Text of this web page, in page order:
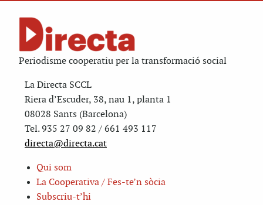
Periodisme cooperatiu per la transformació social
La Directa SCCL
Riera d’Escuder, 38, nau 1, planta 1
08028 Sants (Barcelona)
Tel. 935 27 09 82 / 661 493 117
directa@directa.cat
Qui som
La Cooperativa / Fes-te’n sòcia
Subscriu-t’hi